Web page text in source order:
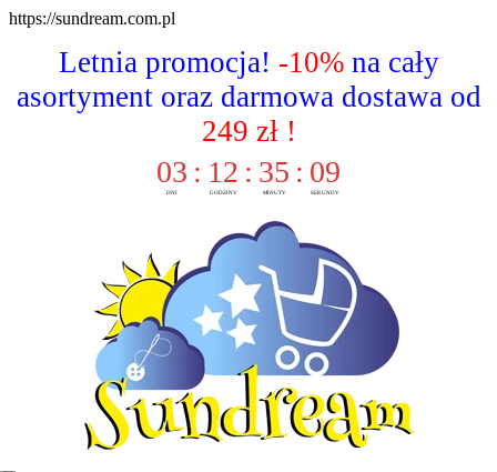
https://sundream.com.pl
content
Letnia promocja! -10%na cały
asortyment oraz darmowa dostawa od
249 zł !
03
DNI
: 12
GODZINY
: 35
MINUTY
: 08
SEKUNDY